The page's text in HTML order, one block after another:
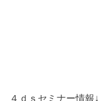
４ｄｓセミナー情報↓